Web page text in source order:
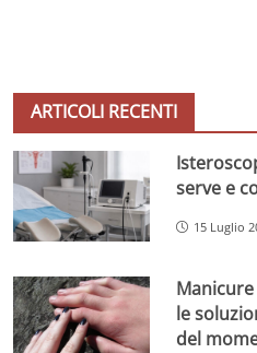
ARTICOLI RECENTI
serve e
15 Luglio
le
del